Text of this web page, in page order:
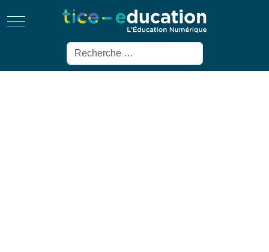
Mobile Menu Toggle
Rechercher